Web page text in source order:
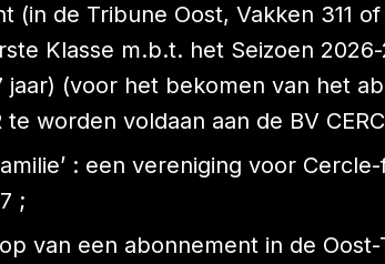
(in de Tribune Oost, Vakken 311
Klasse m.b.t. het Seizoen
jaar) (voor het bekomen van het
worden voldaan aan de BV
: een vereniging voor
;
van een abonnement in de